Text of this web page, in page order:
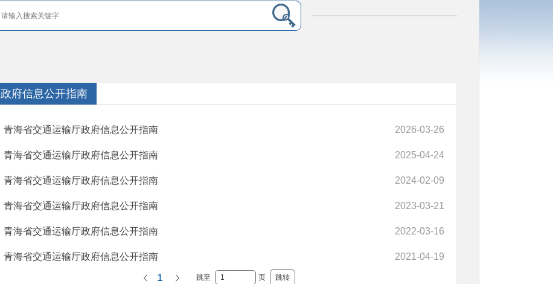
政府信息公开指南
青海省交通运输厅政府信息公开指南 2026-03-26
青海省交通运输厅政府信息公开指南 2025-04-24
青海省交通运输厅政府信息公开指南 2024-02-09
青海省交通运输厅政府信息公开指南 2023-03-21
青海省交通运输厅政府信息公开指南 2022-03-16
青海省交通运输厅政府信息公开指南 2021-04-19
1 跳至 页